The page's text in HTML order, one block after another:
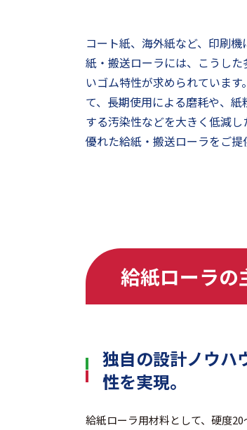
コート紙、海外紙など、印刷
紙・搬送ローラには、こうし
いゴム特性が求められていま
て、長期使用による磨耗や、
する汚染性などを大きく低減
優れた給紙・搬送ローラをご提
給紙ローラの
独自の設計ノウハ
性を実現。
給紙ローラ用材料として、硬度